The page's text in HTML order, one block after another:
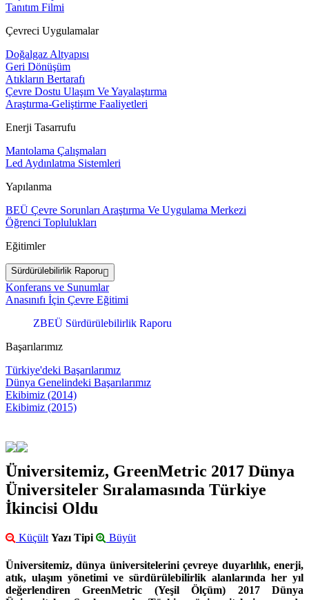
Tanıtım Filmi
Çevreci Uygulamalar
Doğalgaz Altyapısı
Geri Dönüşüm
Atıkların Bertarafı
Çevre Dostu Ulaşım Ve Yayalaştırma
Araştırma-Geliştirme Faaliyetleri
Enerji Tasarrufu
Mantolama Çalışmaları
Led Aydınlatma Sistemleri
Yapılanma
BEÜ Çevre Sorunları Araştırma Ve Uygulama Merkezi
Öğrenci Toplulukları
Eğitimler
Sürdürülebilirlik Raporu
Konferans ve Sunumlar
Anasınıfı İçin Çevre Eğitimi
ZBEÜ Sürdürülebilirlik Raporu
Başarılarımız
Türkiye'deki Başarılarımız
Dünya Genelindeki Başarılarımız
Ekibimiz (2014)
Ekibimiz (2015)
Üniversitemiz, GreenMetric 2017 Dünya
Üniversiteler Sıralamasında Türkiye
İkincisi Oldu
Küçült Yazı Tipi Büyüt
Üniversitemiz, dünya üniversitelerini çevreye duyarlılık, enerji,
atık, ulaşım yönetimi ve sürdürülebilirlik alanlarında her yıl
değerlendiren GreenMetric (Yeşil Ölçüm) 2017 Dünya